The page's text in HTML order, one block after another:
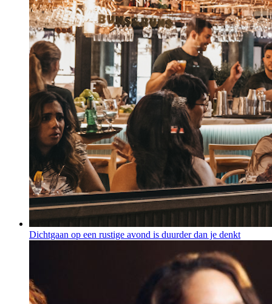
Dichtgaan op een rustige avond is duurder dan je denkt